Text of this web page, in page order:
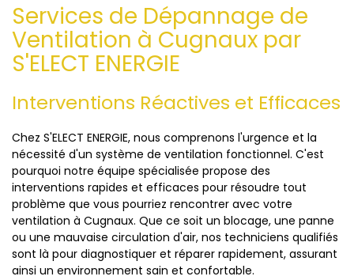
Services de Dépannage de
Ventilation à Cugnaux par
S'ELECT ENERGIE
Interventions Réactives et Efficaces
Chez S'ELECT ENERGIE, nous comprenons l'urgence et la
nécessité d'un système de ventilation fonctionnel. C'est
pourquoi notre équipe spécialisée propose des
interventions rapides et efficaces pour résoudre tout
problème que vous pourriez rencontrer avec votre
ventilation à Cugnaux. Que ce soit un blocage, une panne
ou une mauvaise circulation d'air, nos techniciens qualifiés
sont là pour diagnostiquer et réparer rapidement, assurant
ainsi un environnement sain et confortable.